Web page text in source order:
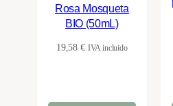
Rosa Mosqueta
BIO (50mL)
19,58€ IVA incluido